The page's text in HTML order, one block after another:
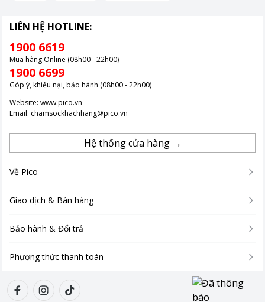
LIÊN HỆ HOTLINE:
1900 6619
Mua hàng Online (08h00 - 22h00)
1900 6699
Góp ý, khiếu nại, bảo hành (08h00 - 22h00)
Website: www.pico.vn
Email: chamsockhachhang@pico.vn
Hệ thống cửa hàng →
Về Pico
Giao dịch & Bán hàng
Bảo hành & Đổi trả
Phương thức thanh toán